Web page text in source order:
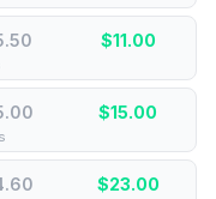
$11.00
$15.00
$23.00